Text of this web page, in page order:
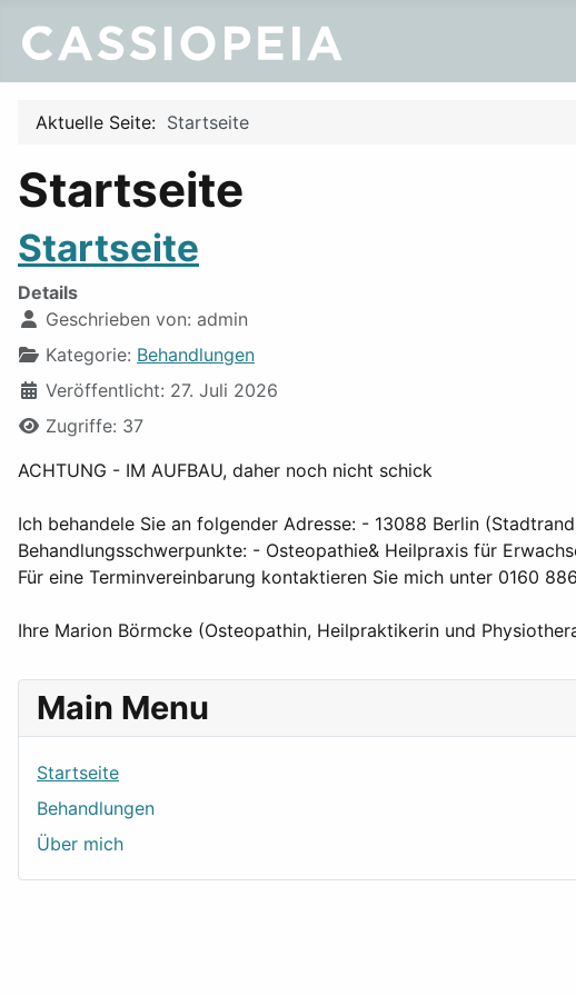
Aktuelle Seite: Startseite
Startseite
Startseite
Details
Geschrieben von: admin
Kategorie: Behandlungen
Veröffentlicht: 27. Juli 2026
Zugriffe: 37
ACHTUNG - IM AUFBAU, daher noch nicht schick
Ich behandele Sie an folgender Adresse: - 13088 Berlin
Behandlungsschwerpunkte: - Osteopathie& Heilpraxis für
Für eine Terminvereinbarung kontaktieren Sie mich unter 0160
Ihre Marion Börmcke (Osteopathin, Heilpraktikerin und
Main Menu
Startseite
Behandlungen
Über mich